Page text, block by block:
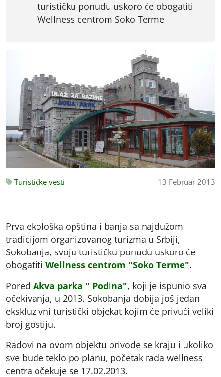
turističku ponudu uskoro će obogatiti
Wellness centrom Soko Terme
Turističke vesti 13 Februar 2013
Prva ekološka opština i banja sa najdužom
tradicijom organizovanog turizma u Srbiji,
Sokobanja, svoju turističku ponudu uskoro će
obogatiti Wellness centrom "Soko Terme".
Pored Akva parka " Podina", koji je ispunio sva
očekivanja, u 2013. Sokobanja dobija još jedan
ekskluzivni turistički objekat kojim će privući veliki
broj gostiju.
Radovi na ovom objektu privode se kraju i ukoliko
sve bude teklo po planu, početak rada wellness
centra očekuje se 17.02.2013.